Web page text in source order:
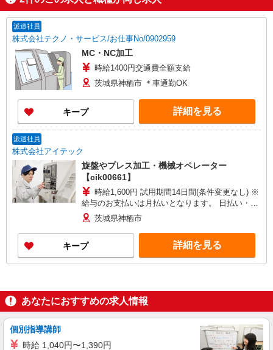
派遣社員
株式会社テクノ・サービス/お仕事No/0902959
MC・NC加工
時給1400円交通費全額支給
茨城県神栖市 ＊車通勤OK
キープ 詳細を見る
派遣社員
株式会社アイテック
旋盤やプレス加工・機械オペレーター
【cik00661】
時給1,600円 試用期間14日間(条件変更なし) ※
給与のお支払いは月払いとなります。 日払い・週
払いには対応しておりません。
茨城県神栖市
キープ 詳細を見る
あなたにおすすめの求人情報
個別指導講師
時給 1,040円〜1,390円